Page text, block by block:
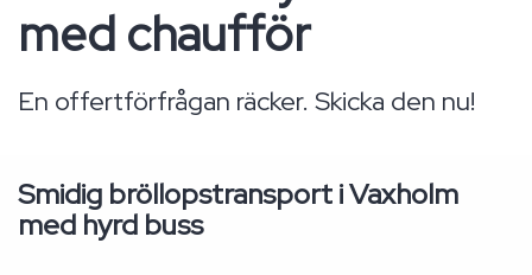
med chaufför
En offertförfrågan räcker. Skicka den nu!
Smidig bröllopstransport i Vaxholm
med hyrd buss